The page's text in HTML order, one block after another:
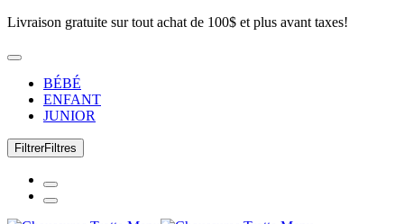
Livraison gratuite sur tout achat de 100$ et plus avant taxes!
BÉBÉ
ENFANT
JUNIOR
FiltrerFiltres